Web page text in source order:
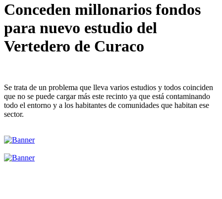
Conceden millonarios fondos
para nuevo estudio del
Vertedero de Curaco
Se trata de un problema que lleva varios estudios y todos coinciden
que no se puede cargar más este recinto ya que está contaminando
todo el entorno y a los habitantes de comunidades que habitan ese
sector.